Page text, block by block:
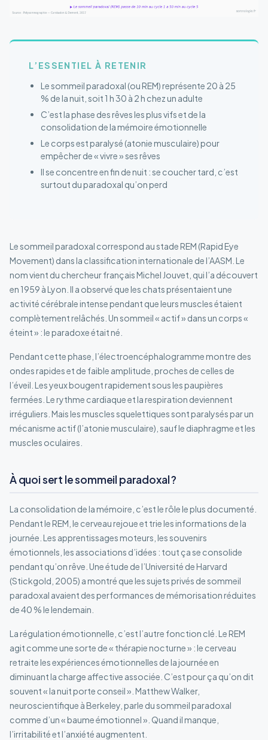
L’ESSENTIEL À RETENIR
Le sommeil paradoxal (ou REM) représente 20 à 25
% de la nuit, soit 1 h 30 à 2 h chez un adulte
C’est la phase des rêves les plus vifs et de la
consolidation de la mémoire émotionnelle
Le corps est paralysé (atonie musculaire) pour
empêcher de « vivre » ses rêves
Il se concentre en fin de nuit : se coucher tard, c’est
surtout du paradoxal qu’on perd
Le sommeil paradoxal correspond au stade REM (Rapid Eye
Movement) dans la classification internationale de l’AASM. Le
nom vient du chercheur français Michel Jouvet, qui l’a découvert
en 1959 à Lyon. Il a observé que les chats présentaient une
activité cérébrale intense pendant que leurs muscles étaient
complètement relâchés. Un sommeil « actif » dans un corps «
éteint » : le paradoxe était né.
Pendant cette phase, l’électroencéphalogramme montre des
ondes rapides et de faible amplitude, proches de celles de
l’éveil. Les yeux bougent rapidement sous les paupières
fermées. Le rythme cardiaque et la respiration deviennent
irréguliers. Mais les muscles squelettiques sont paralysés par un
mécanisme actif (l’atonie musculaire), sauf le diaphragme et les
muscles oculaires.
À quoi sert le sommeil paradoxal ?
La consolidation de la mémoire, c’est le rôle le plus documenté.
Pendant le REM, le cerveau rejoue et trie les informations de la
journée. Les apprentissages moteurs, les souvenirs
émotionnels, les associations d’idées : tout ça se consolide
pendant qu’on rêve. Une étude de l’Université de Harvard
(Stickgold, 2005) a montré que les sujets privés de sommeil
paradoxal avaient des performances de mémorisation réduites
de 40 % le lendemain.
La régulation émotionnelle, c’est l’autre fonction clé. Le REM
agit comme une sorte de « thérapie nocturne » : le cerveau
retraite les expériences émotionnelles de la journée en
diminuant la charge affective associée. C’est pour ça qu’on dit
souvent « la nuit porte conseil ». Matthew Walker,
neuroscientifique à Berkeley, parle du sommeil paradoxal
comme d’un « baume émotionnel ». Quand il manque,
l’irritabilité et l’anxiété augmentent.